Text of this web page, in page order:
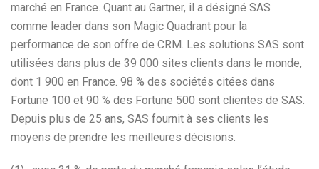
marché en France. Quant au Gartner, il a désigné SAS
comme leader dans son Magic Quadrant pour la
performance de son offre de CRM. Les solutions SAS sont
utilisées dans plus de 39 000 sites clients dans le monde,
dont 1 900 en France. 98 % des sociétés citées dans
Fortune 100 et 90 % des Fortune 500 sont clientes de SAS.
Depuis plus de 25 ans, SAS fournit à ses clients les
moyens de prendre les meilleures décisions.